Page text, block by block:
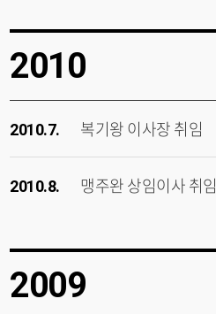
2010
2010.7. 복기왕 이사장 취임
2010.8. 맹주완 상임이사 취임
2009